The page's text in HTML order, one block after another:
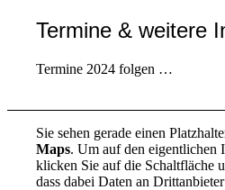
Termine & weitere
Termine 2024 folgen …
Sie sehen gerade einen
Maps. Um auf den eigentlichen
klicken Sie auf die Schaltfläche
dass dabei Daten an